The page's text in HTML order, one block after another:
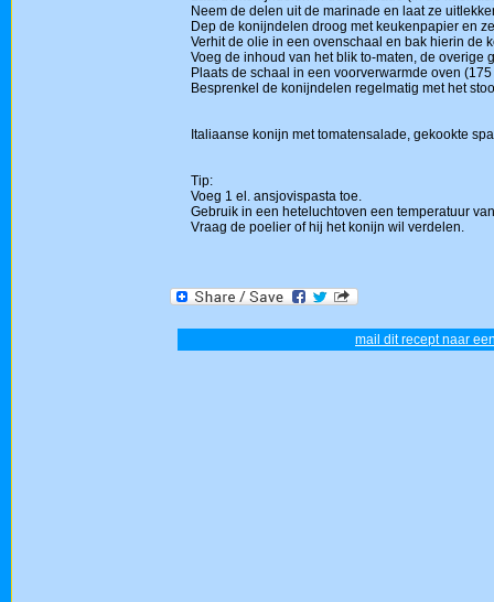
Neem de delen uit de marinade en laat ze
Dep de konijndelen droog met keukenpapier en
Verhit de olie in een ovenschaal en bak hierin de
Voeg de inhoud van het blik to-maten, de overige
Plaats de schaal in een voorverwarmde oven
Besprenkel de konijndelen regelmatig met het
Italiaanse konijn met tomatensalade, gekookte
Tip:
Voeg 1 el. ansjovispasta toe.
Gebruik in een heteluchtoven een temperatuur
Vraag de poelier of hij het konijn wil verdelen.
mail dit recept naar